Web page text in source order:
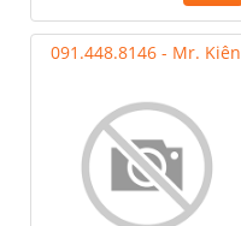
091.448.8146 - Mr. Kiên